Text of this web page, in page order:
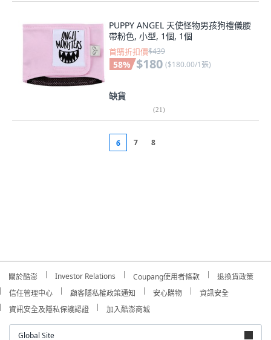
PUPPY ANGEL 天使怪物男孩狗禮儀腰
帶粉色, 小型, 1個, 1個
首購折扣價$439
58% $180 ($180.00/1張)
缺貨
(21)
6 7 8
關於酷澎 Investor Relations Coupang使用者條款
退換貨政策
信任管理中心
顧客隱私權政策通知 安心購物
資訊安全
資訊安全及隱私保護認證
加入酷澎商城
Global Site